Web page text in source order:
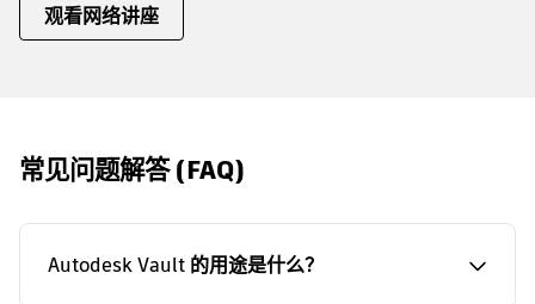
观看网络讲座
常见问题解答 (FAQ)
Autodesk Vault 的用途是什么？